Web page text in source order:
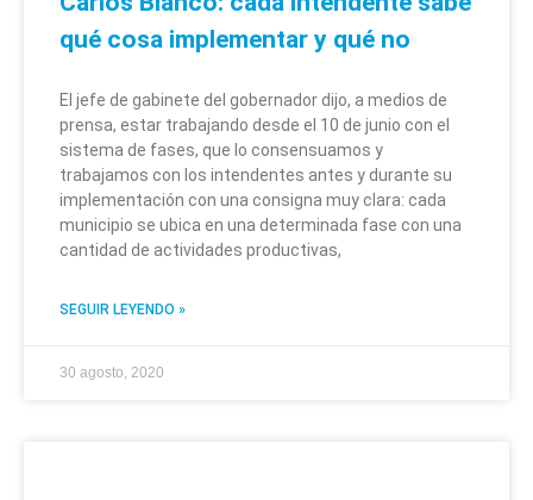
qué cosa implementar y qué no
El jefe de gabinete del gobernador dijo, a medios de
prensa, estar trabajando desde el 10 de junio con el
sistema de fases, que lo consensuamos y
trabajamos con los intendentes antes y durante su
implementación con una consigna muy clara: cada
municipio se ubica en una determinada fase con una
cantidad de actividades productivas,
SEGUIR LEYENDO »
30 agosto, 2020